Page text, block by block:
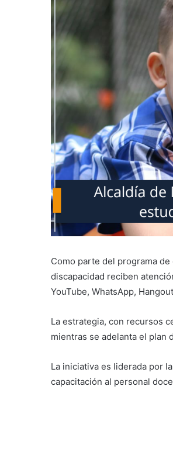
Como parte del programa
discapacidad reciben
YouTube, WhatsApp,
La estrategia, con recursos
mientras se adelanta el plan
La iniciativa es liderada por
capacitación al personal